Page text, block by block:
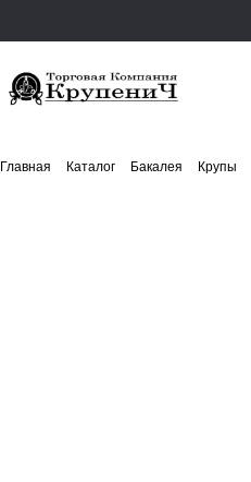
Главная Каталог Бакалея Крупы